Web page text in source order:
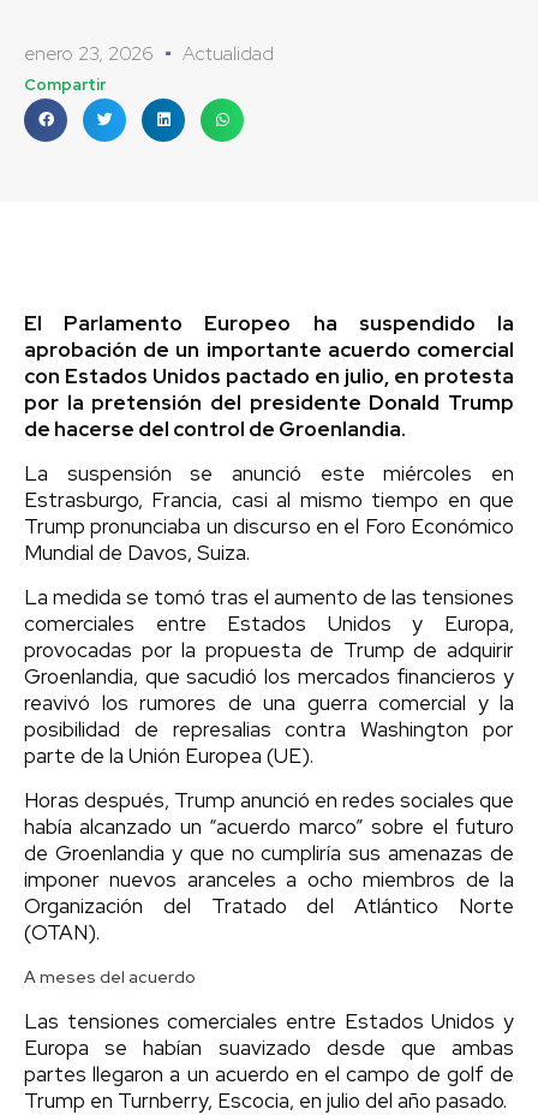
enero 23, 2026 Actualidad
Compartir
El Parlamento Europeo ha suspendido la
aprobación de un importante acuerdo comercial
con Estados Unidos pactado en julio, en protesta
por la pretensión del presidente Donald Trump
de hacerse del control de Groenlandia.
La suspensión se anunció este miércoles en
Estrasburgo, Francia, casi al mismo tiempo en que
Trump pronunciaba un discurso en el Foro Económico
Mundial de Davos, Suiza.
La medida se tomó tras el aumento de las tensiones
comerciales entre Estados Unidos y Europa,
provocadas por la propuesta de Trump de adquirir
Groenlandia, que sacudió los mercados financieros y
reavivó los rumores de una guerra comercial y la
posibilidad de represalias contra Washington por
parte de la Unión Europea (UE).
Horas después, Trump anunció en redes sociales que
había alcanzado un “acuerdo marco” sobre el futuro
de Groenlandia y que no cumpliría sus amenazas de
imponer nuevos aranceles a ocho miembros de la
Organización del Tratado del Atlántico Norte
(OTAN).
A meses del acuerdo
Las tensiones comerciales entre Estados Unidos y
Europa se habían suavizado desde que ambas
partes llegaron a un acuerdo en el campo de golf de
Trump en Turnberry, Escocia, en julio del año pasado.